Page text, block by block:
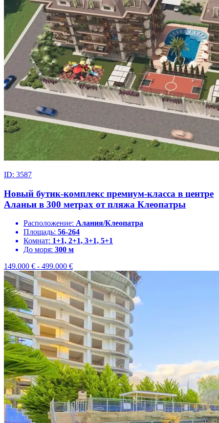
ID: 3587
Новый бутик-комплекс премиум-класса в центре
Аланьи в 300 метрах от пляжа Клеопатры
Расположение: Алания/Клеопатра
Площадь: 56-264
Комнат: 1+1, 2+1, 3+1, 5+1
До моря: 300 м
149.000 € - 499.000 €